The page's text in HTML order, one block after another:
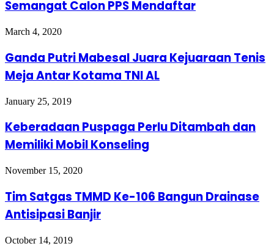
Semangat Calon PPS Mendaftar
March 4, 2020
Ganda Putri Mabesal Juara Kejuaraan Tenis
Meja Antar Kotama TNI AL
January 25, 2019
Keberadaan Puspaga Perlu Ditambah dan
Memiliki Mobil Konseling
November 15, 2020
Tim Satgas TMMD Ke-106 Bangun Drainase
Antisipasi Banjir
October 14, 2019